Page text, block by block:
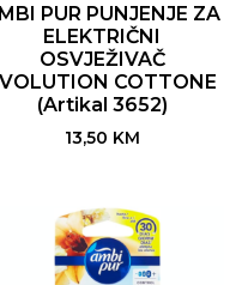
PUR PUNJENJE ZA
ELEKTRIČNI
OSVJEŽIVAČ
COTTONE
(Artikal 3652)
13,50 KM